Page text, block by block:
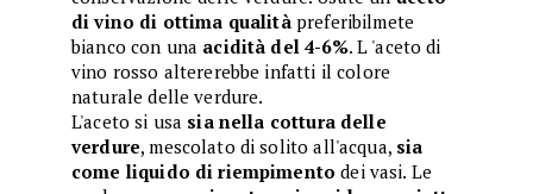
di vino di ottima qualitàpreferibilmete
bianco con una acidità del 4-6%. L 'aceto di
vino rosso altererebbe infatti il colore
naturale delle verdure.
L'aceto si usa sia nella cottura delle
verdure, mescolato di solito all'acqua, sia
come liquido di riempimentodei vasi. Le